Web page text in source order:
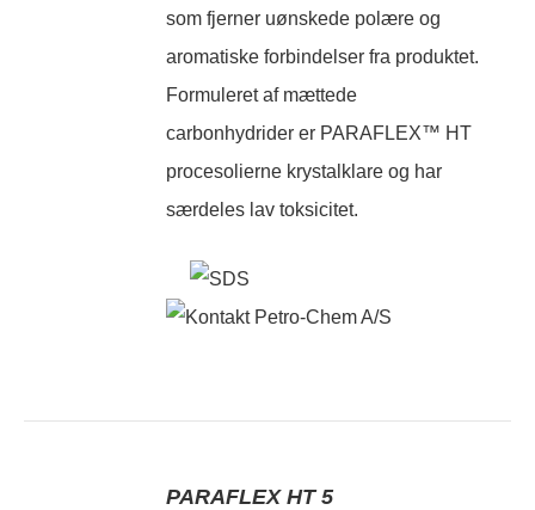
som fjerner uønskede polære og
aromatiske forbindelser fra produktet.
Formuleret af mættede
carbonhydrider er PARAFLEX™ HT
procesolierne krystalklare og har
særdeles lav toksicitet.
PARAFLEX HT 5